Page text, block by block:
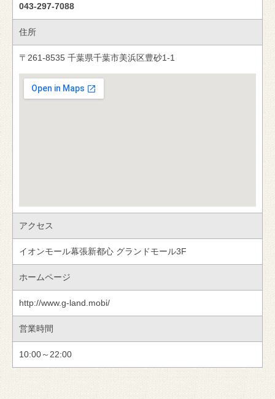
043-297-7088
住所
〒261-8535 千葉県千葉市美浜区豊砂1-1
アクセス
イオンモール幕張新都心 グランドモール3F
ホームページ
http://www.g-land.mobi/
営業時間
10:00～22:00